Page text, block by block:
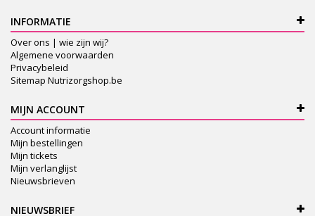
INFORMATIE
Over ons | wie zijn wij?
Algemene voorwaarden
Privacybeleid
Sitemap Nutrizorgshop.be
MIJN ACCOUNT
Account informatie
Mijn bestellingen
Mijn tickets
Mijn verlanglijst
Nieuwsbrieven
NIEUWSBRIEF